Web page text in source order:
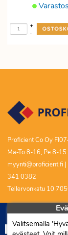
-
+
Proficient Co Oy
Ma-To 8-16, Pe 8-15
myynti@proficient.fi |
341 0382
Tellervonkatu 10
Valitsemalla